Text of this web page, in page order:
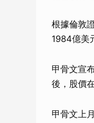
根據倫敦
1984億美
甲骨文宣
後，股價
甲骨文上